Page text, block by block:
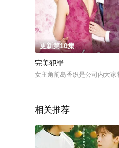
更新第10集
完美犯罪
女主角前岛香织是公司内大
相关推荐